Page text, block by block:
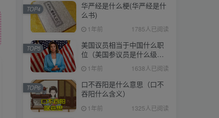
华严经是什么梗(华严经是什
么书)
1年前 1785人已阅读
TOP4
美国议员相当于中国什么职
位（美国参议员是什么级
别）1年前 1638人已阅读
TOP5
口不吞阳是什么意思（口不
吞阳什么含义）
1年前 1325人已阅读
TOP6